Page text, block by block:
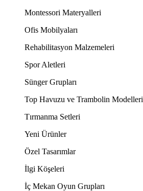
Montessori Materyalleri
Ofis Mobilyaları
Rehabilitasyon Malzemeleri
Spor Aletleri
Sünger Grupları
Top Havuzu ve Trambolin Modelleri
Tırmanma Setleri
Yeni Ürünler
Özel Tasarımlar
İlgi Köşeleri
İç Mekan Oyun Grupları